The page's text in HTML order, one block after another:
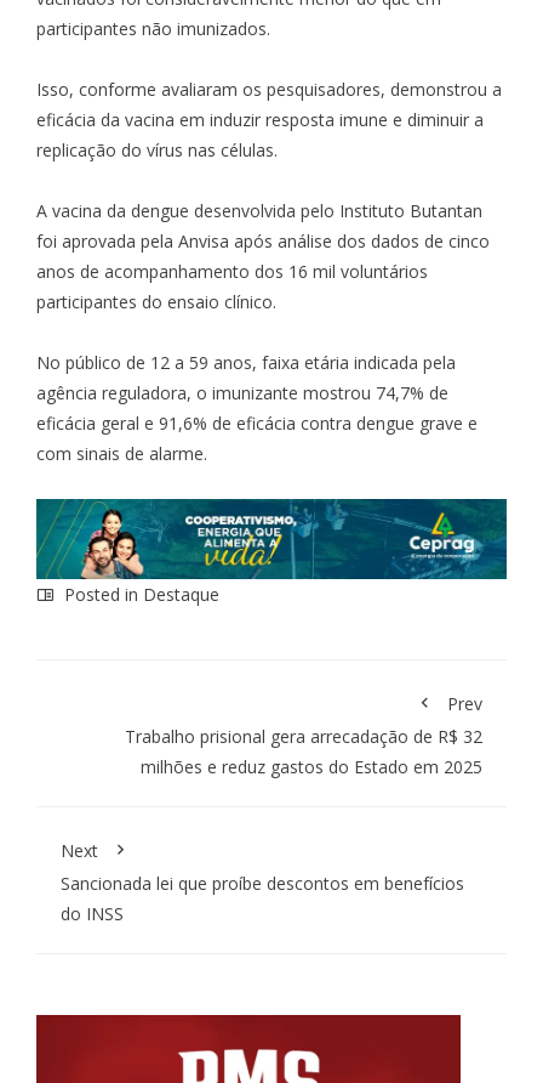
participantes não imunizados.
Isso, conforme avaliaram os pesquisadores, demonstrou a
eficácia da vacina em induzir resposta imune e diminuir a
replicação do vírus nas células.
A vacina da dengue desenvolvida pelo Instituto Butantan
foi aprovada pela Anvisa após análise dos dados de cinco
anos de acompanhamento dos 16 mil voluntários
participantes do ensaio clínico.
No público de 12 a 59 anos, faixa etária indicada pela
agência reguladora, o imunizante mostrou 74,7% de
eficácia geral e 91,6% de eficácia contra dengue grave e
com sinais de alarme.
Posted in Destaque
Prev
Trabalho prisional gera arrecadação de R$ 32
milhões e reduz gastos do Estado em 2025
Next
Sancionada lei que proíbe descontos em benefícios
do INSS